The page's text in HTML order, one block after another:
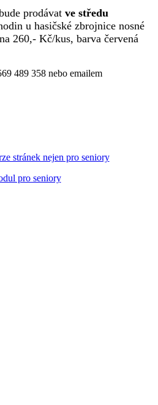
prodávat ve středu
u hasičské zbrojnice nosné
260,- Kč/kus, barva červená
489 358 nebo emailem
stránek nejen pro seniory